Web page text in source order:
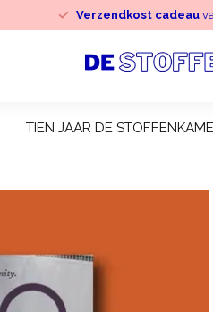
Verzendkost cadeau
TIEN JAAR DE